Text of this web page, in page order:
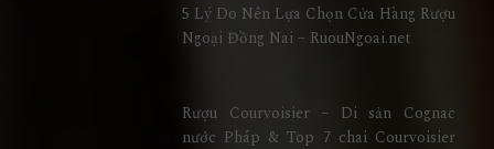
5 Lý Do Nên Lựa Chọn Cửa Hàng Rượu
Ngoại Đồng Nai – RuouNgoai.net
Rượu Courvoisier – Di sản Cognac
nước Pháp & Top 7 chai Courvoisier